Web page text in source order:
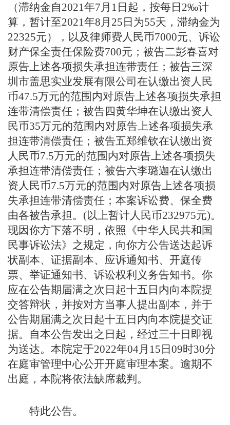
（滞纳金自2021年7月1日起，按每日2‰计
算，暂计至2021年8月25日为55天，滞纳金为
22325元），以及律师费人民币7000元、诉讼
财产保全责任保险费700元；被告二彭春喜对
原告上述各项损失承担连带责任；被告三深
圳市盖思实业发展有限公司在认缴出资人民
币47.5万元的范围内对原告上述各项损失承担
连带清偿责任；被告四黄华坤在认缴出资人
民币35万元的范围内对原告上述各项损失承
担连带清偿责任；被告五郑维钦在认缴出资
人民币7.5万元的范围内对原告上述各项损失
承担连带清偿责任；被告六李璐迦在认缴出
资人民币7.5万元的范围内对原告上述各项损
失承担连带清偿责任；本案诉讼费、保全费
由各被告承担。(以上暂计人民币232975元)。
现因你方下落不明， 依照《中华人民共和国
民事诉讼法》之规定，向你方公告送达起诉
状副本、证据副本、应诉通知书、开庭传
票、举证通知书、诉讼权利义务告知书。你
应在公告期届满之次日起十五日内向本院提
交答辩状，并按对方当事人提出副本，并于
公告期届满之次日起十五日内向本院提交证
据。自本公告发出之日起，经过三十日即视
为送达。本院定于2022年04月15日09时30分
在庭审管理中心公开开庭审理本案。逾期不
出庭，本院将依法缺席裁判。
特此公告。